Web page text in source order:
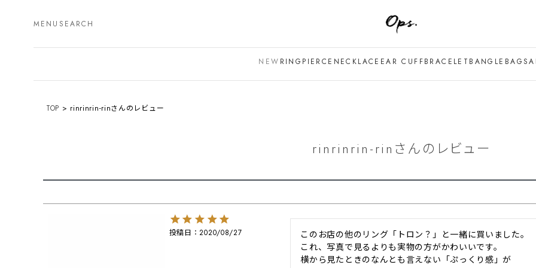
MENU SEARCH
NEW RING PIERCE NECKLACE EAR CUFFBRACELET BANGLE BAG
TOP rinrinrin-rinさんのレビュー
rinrinrin-rinさんのレビュー
投稿日 2020/08/27
このお店の他のリング「トロン？」と一緒に買いました。
これ、写真で見るよりも実物の方がかわいいです。
横から見たときのなんとも言えない「ぷっくり感」が